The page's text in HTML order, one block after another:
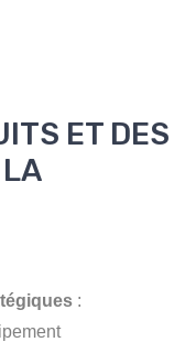
ET DES
: